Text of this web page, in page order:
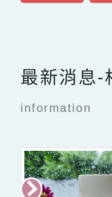
最新消息-
information